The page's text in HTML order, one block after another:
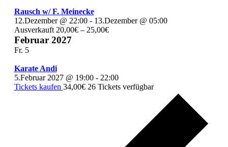
Rausch w/ F. Meinecke
12.Dezember @ 22:00- 13.Dezember @ 05:00
Ausverkauft 20,00€ – 25,00€
Februar 2027
Fr. 5
Karate Andi
5.Februar 2027 @ 19:00- 22:00
Tickets kaufen 34,00€ 26 Tickets verfügbar